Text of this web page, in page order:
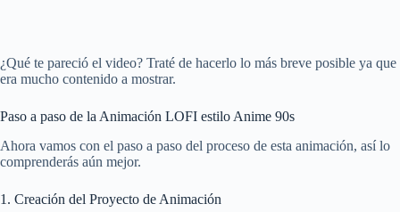
¿Qué te pareció el video? Traté de hacerlo lo más breve posible ya que
era mucho contenido a mostrar.
Paso a paso de la Animación LOFI estilo Anime 90s
Ahora vamos con el paso a paso del proceso de esta animación, así lo
comprenderás aún mejor.
1. Creación del Proyecto de Animación